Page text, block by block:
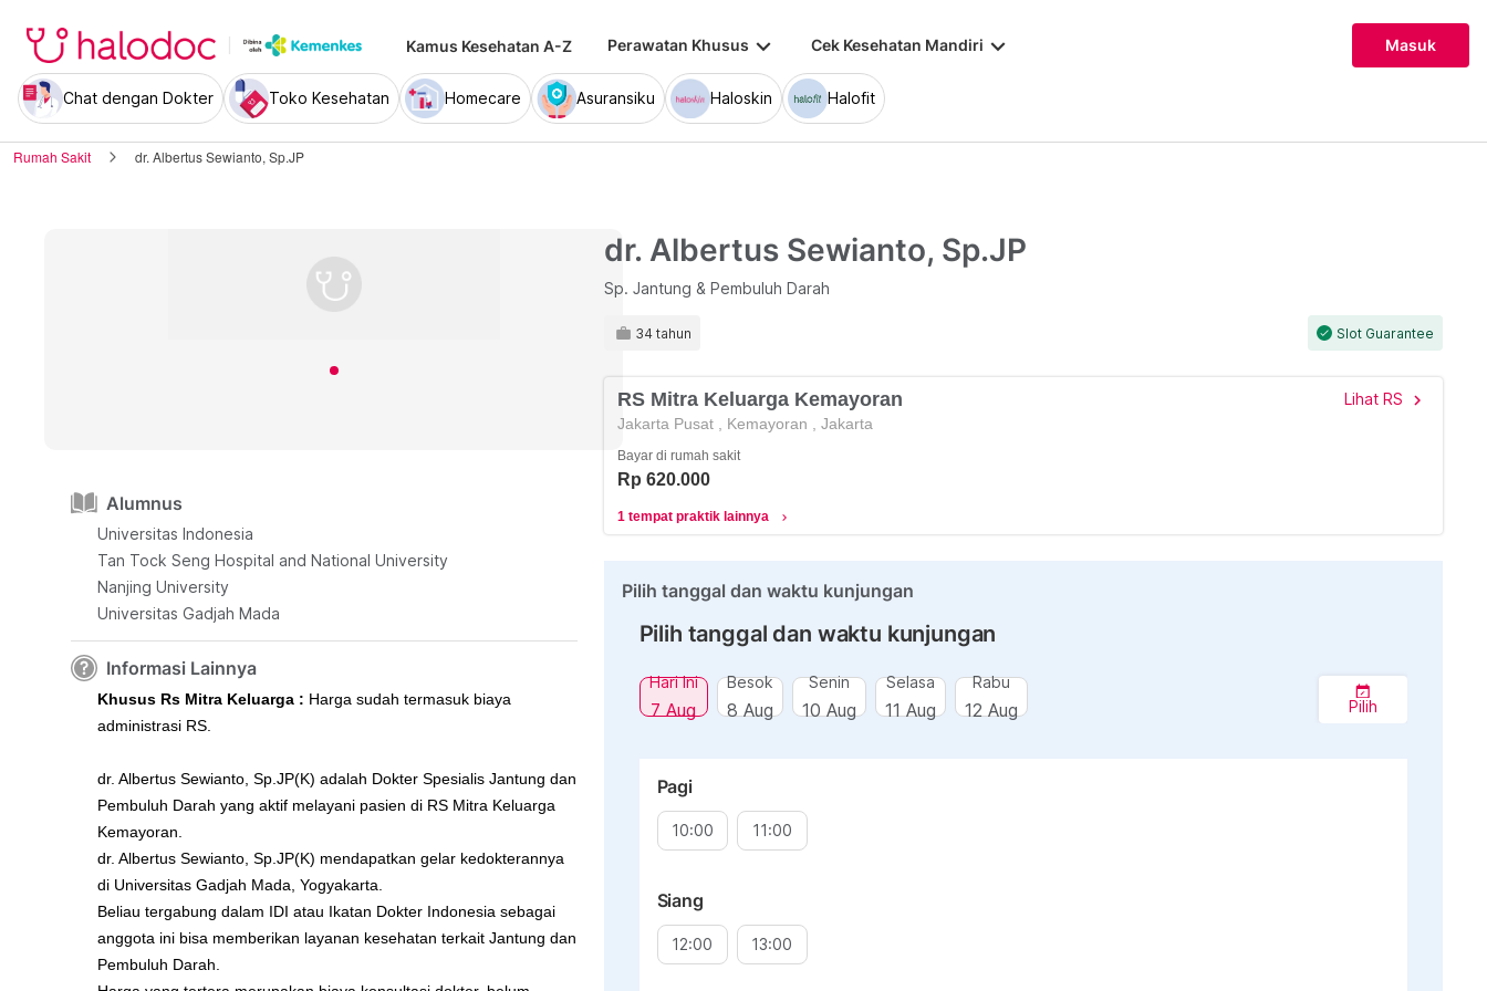
Kamus Kesehatan A-Z Perawatan Khusus keyboard_arrow_down Cek Kesehatan Mandiri keyboard_arrow_down Masuk
Chat dengan Dokter Toko Kesehatan Homecare Asuransiku Haloskin Halofit
Rumah Sakit dr. Albertus Sewianto, Sp.JP
Alumnus
Universitas Indonesia
Tan Tock Seng Hospital and National University
Nanjing University
Universitas Gadjah Mada
Informasi Lainnya
Khusus Rs Mitra Keluarga : Harga sudah termasuk biaya
administrasi RS.
dr. Albertus Sewianto, Sp.JP(K) adalah Dokter Spesialis Jantung dan
Pembuluh Darah yang aktif melayani pasien di RS Mitra Keluarga
Kemayoran.
dr. Albertus Sewianto, Sp.JP(K) mendapatkan gelar kedokterannya
di Universitas Gadjah Mada, Yogyakarta.
Beliau tergabung dalam IDI atau Ikatan Dokter Indonesia sebagai
anggota ini bisa memberikan layanan kesehatan terkait Jantung dan
Pembuluh Darah.
dr. Albertus Sewianto, Sp.JP
Sp. Jantung & Pembuluh Darah
34 tahun check Slot Guarantee
RS Mitra Keluarga Kemayoran Lihat RS chevron_right
Jakarta Pusat Kemayoran Jakarta
Bayar di rumah sakit
Rp 620.000
1 tempat praktik lainnya chevron_right
Pilih tanggal dan waktu kunjungan
Pilih tanggal dan waktu kunjungan
Hari Ini
7 Aug
Besok
8 Aug
Senin
10 Aug
Selasa
11 Aug
Rabu
12 Aug Pilih
Pagi
10:00 11:00
Siang
12:00 13:00